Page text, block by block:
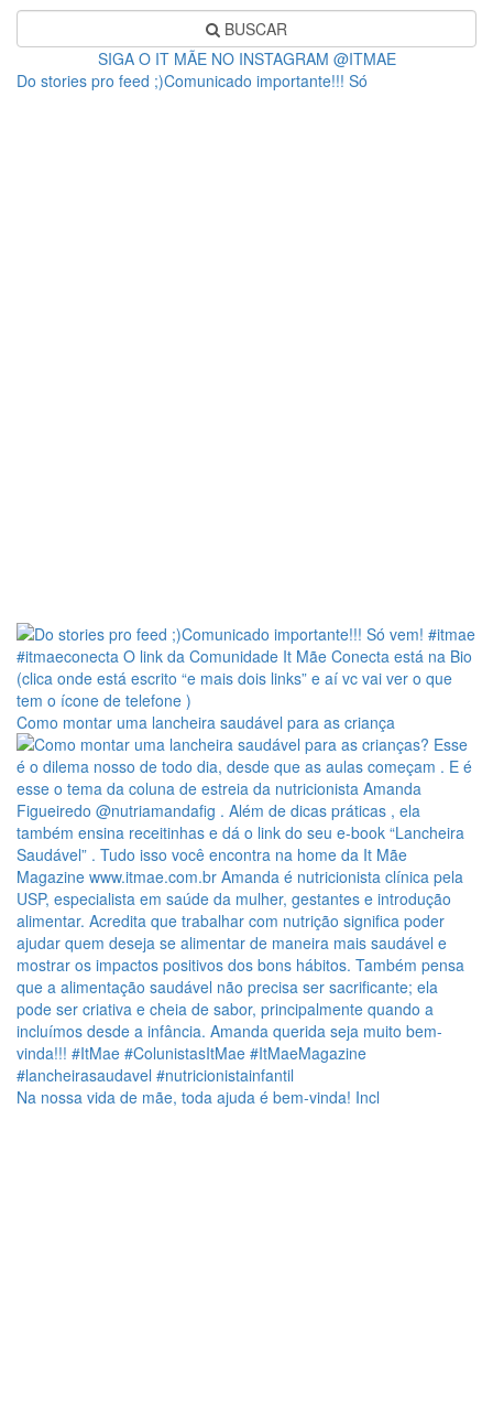
BUSCAR
SIGA O IT MÃE NO INSTAGRAM @ITMAE
Do stories pro feed ;)Comunicado importante!!! Só
Como montar uma lancheira saudável para as criança
Na nossa vida de mãe, toda ajuda é bem-vinda! Incl